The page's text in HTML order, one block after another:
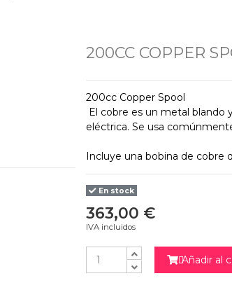
200CC COPPER
200cc Copper Spool
El cobre es un metal blando
eléctrica. Se usa
Incluye una bobina de cobre
En stock
363,00 €
IVA incluidos

Añadir al